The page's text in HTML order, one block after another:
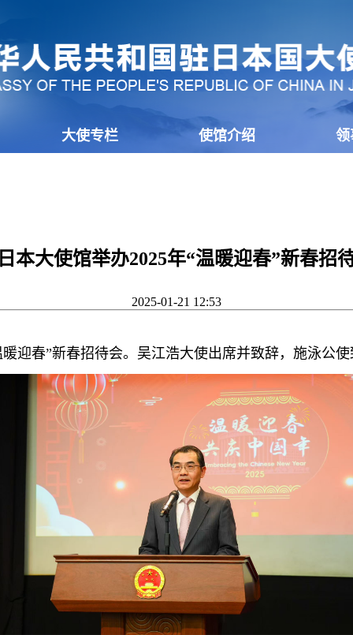
大使专栏 使馆介绍 领
本大使馆举办2025年“温暖迎春”新春招
2025-01-21 12:53
迎春”新春招待会。吴江浩大使出席并致辞，施泳公